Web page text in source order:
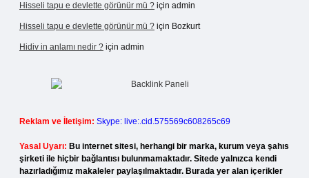
Hisseli tapu e devlette görünür mü ? için admin
Hisseli tapu e devlette görünür mü ? için Bozkurt
Hidiv in anlamı nedir ? için admin
Reklam ve İletişim: Skype: live:.cid.575569c608265c69
Yasal Uyarı: Bu internet sitesi, herhangi bir marka, kurum veya şahıs
şirketi ile hiçbir bağlantısı bulunmamaktadır. Sitede yalnızca kendi
hazırladığımız makaleler paylaşılmaktadır. Burada yer alan içerikler